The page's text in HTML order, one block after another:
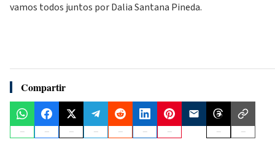
vamos todos juntos por Dalia Santana Pineda.
Compartir